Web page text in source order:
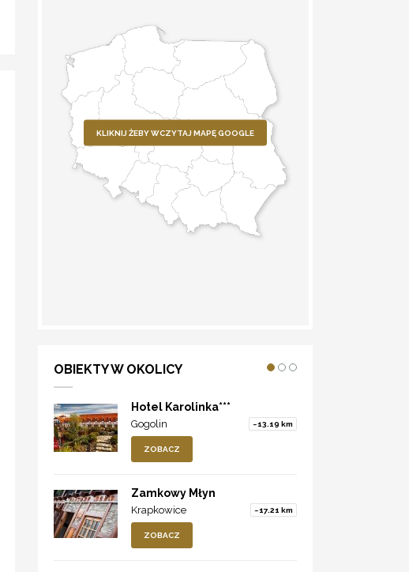
KLIKNIJ ŻEBY WCZYTAJ MAPĘ GOOGLE
OBIEKTY W OKOLICY
Hotel Karolinka***
Gogolin ~13.19 km
ZOBACZ
Zamkowy Młyn
Krapkowice ~17.21 km
ZOBACZ